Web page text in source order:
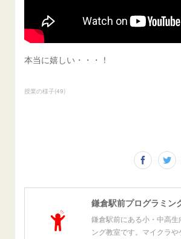
本当に嬉しい・・・！
授業の様子(49)
鎌倉駅前にある小・中高生
ング教室です。マイクラ